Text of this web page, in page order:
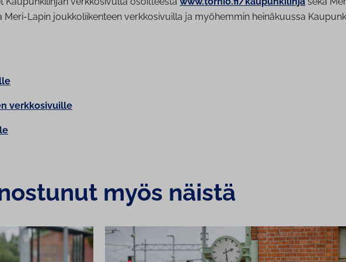
Lapin joukkoliikenteen verkkosivuilla ja myöhemmin heinäkuussa
verk­ko­si­vuil­le
myös näistä